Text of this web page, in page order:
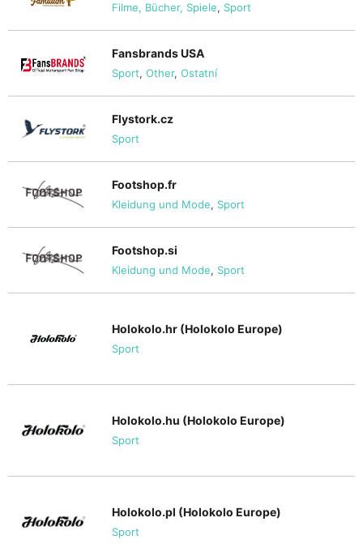
Filme, Bücher, Spiele, Sport
Fansbrands USA
Sport, Other, Ostatní
Flystork.cz
Sport
Footshop.fr
Kleidung und Mode, Sport
Footshop.si
Kleidung und Mode, Sport
Holokolo.hr (Holokolo Europe)
Sport
Holokolo.hu (Holokolo Europe)
Sport
Holokolo.pl (Holokolo Europe)
Sport